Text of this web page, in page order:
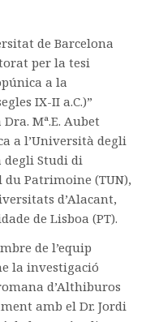
de Barcelona
per la tesi
a la
IX-II a.C.)”
Mª.E. Aubet
a l’Università degli
degli Studi di
Patrimoine (TUN),
d’Alacant,
de Lisboa (PT).
de l’equip
la investigació
d’Althiburos
amb el Dr. Jordi